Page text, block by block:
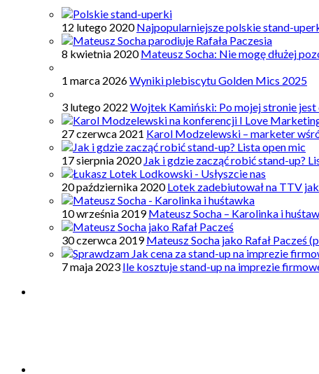
12 lutego 2020 Najpopularniejsze polskie stand-
8 kwietnia 2020 Mateusz Socha: Nie mogę dłużej
1 marca 2026Wyniki plebiscytu Golden Mics 2025
3 lutego 2022 Wojtek Kamiński: Po mojej stronie jest
27 czerwca 2021 Karol Modzelewski – marketer
17 sierpnia 2020 Jak i gdzie zacząć robić stand-up?
20 października 2020 Lotek zadebiutował na TTV
10 września 2019 Mateusz Socha – Karolinka i
30 czerwca 2019 Mateusz Socha jako Rafał Pacześ
7 maja 2023 Ile kosztuje stand-up na imprezie